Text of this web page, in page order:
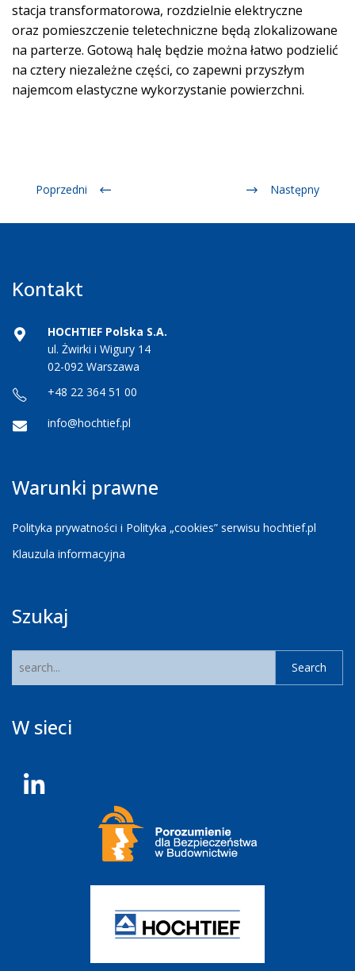
stacja transformatorowa, rozdzielnie elektryczne
oraz pomieszczenie teletechniczne będą zlokalizowane
na parterze. Gotową halę będzie można łatwo podzielić
na cztery niezależne części, co zapewni przyszłym
najemcom elastyczne wykorzystanie powierzchni.
Poprzedni Następny
Kontakt
HOCHTIEF Polska S.A.
ul. Żwirki i Wigury 14
02-092 Warszawa
+48 22 364 51 00
info@hochtief.pl
Warunki prawne
Polityka prywatności i Polityka „cookies” serwisu hochtief.pl
Klauzula informacyjna
Szukaj
W sieci